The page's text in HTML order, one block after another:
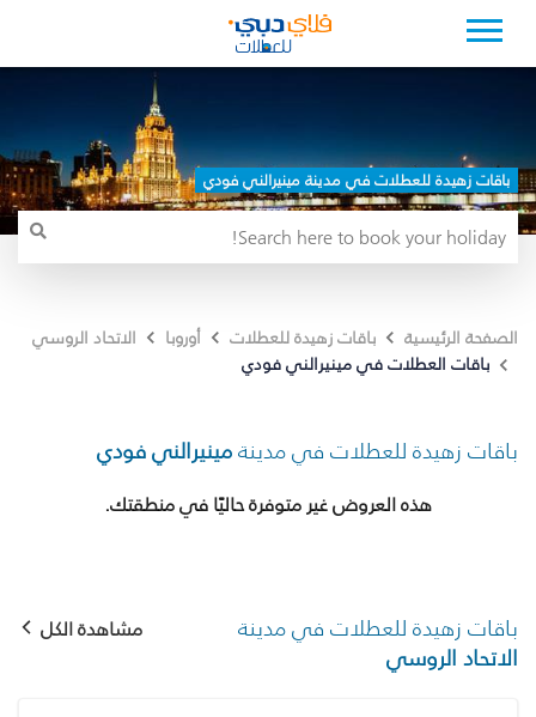
باقات زهيدة للعطلات في مدينة مينيرالني فودي
الصفحة الرئيسية باقات زهيدة للعطلات أوروبا
الاتحاد الروسي
باقات العطلات في مينيرالني فودي
باقات زهيدة للعطلات في مدينةمينيرالني فودي
هذه العروض غير متوفرة حاليًا في منطقتك.
باقات زهيدة للعطلات في مدينة
الاتحاد الروسي
مشاهدة الكل